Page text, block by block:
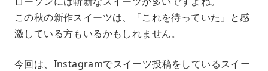
この秋の新作スイーツは、「これを待っていた」と感
激している方もいるかもしれません。
今回は、Instagramでスイーツ投稿をしているスイー